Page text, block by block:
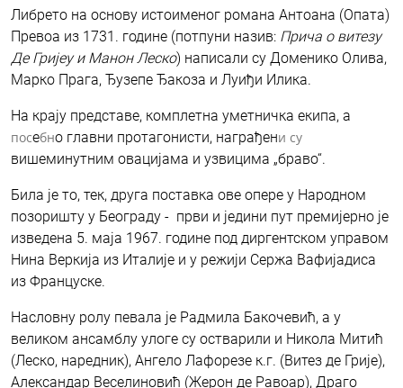
Либрето на основу истоименог романа Анто­а­на (Опа­та)
Пре­воа из 1731. годи­не (пот­пу­ни назив: При­ча о вите­зу
Де Гри­јеу и Манон Леско) написали су Доменико Олива,
Марко Прага, Ђузепе Ђакоза и Луиђи Илика.
На крају представе, комплетна уметничка екипа, a
посeбнo главни протагонисти, награђени су
вишеминутним овацијама и узвицима „браво“.
Била је то, тек, друга поставка ове опере у Народном
позоришту у Београду - први и једини пут премијерно је
изведена 5. маја 1967. године под диргентском управом
Нина Веркија из Италије и у режији Сержа Вафијадиса
из Француске.
Насловну ролу певала је Радмила Бакочевић, а у
великом ансамблу улоге су остварили и Никола Митић
(Леско, наредник), Ангело Лафорезе к.г. (Витез де Грије),
Александар Веселиновић (Жерон де Равоар), Драго